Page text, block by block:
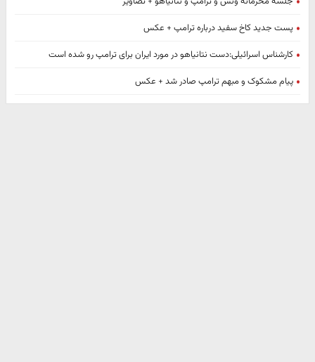
پست جدید کاخ سفید درباره ترامپ + عکس
کارشناس اسرائیلی:دست نتانیاهو در مورد ایران برای ترامپ رو شده است
پیام مشکوک و مبهم ترامپ صادر شد + عکس